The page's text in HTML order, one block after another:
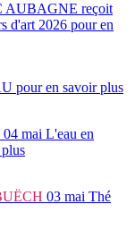
AUBAGNE reçoit
d'art 2026 pour en
pour en savoir plus
04 mai L'eau en
03 mai Thé